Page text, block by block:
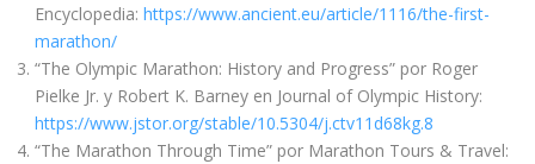
Encyclopedia: https://www.ancient.eu/article/1116/the-first-
marathon/
“The Olympic Marathon: History and Progress” por Roger
Pielke Jr. y Robert K. Barney en Journal of Olympic History:
https://www.jstor.org/stable/10.5304/j.ctv11d68kg.8
“The Marathon Through Time” por Marathon Tours & Travel: